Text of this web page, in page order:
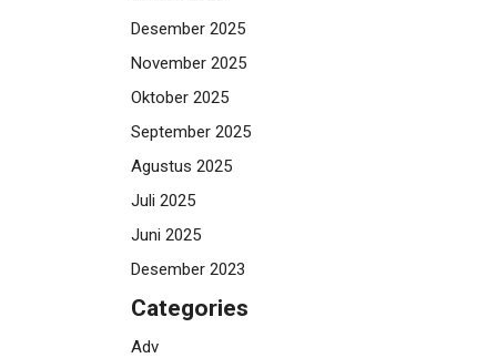
Desember 2025
November 2025
Oktober 2025
September 2025
Agustus 2025
Juli 2025
Juni 2025
Desember 2023
Categories
Adv